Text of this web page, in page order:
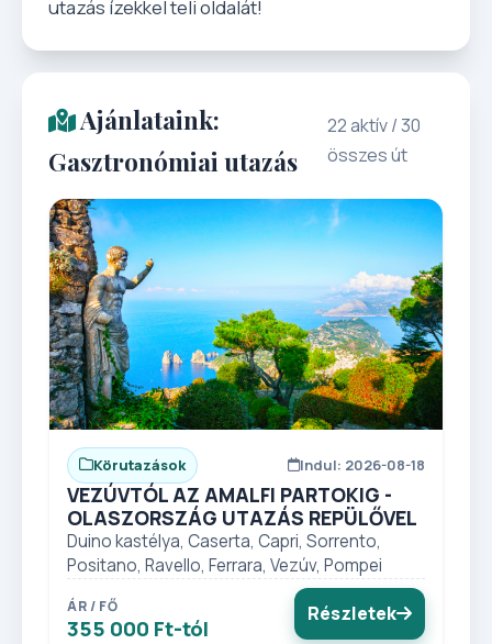
utazás ízekkel teli oldalát!
Ajánlataink:
Gasztronómiai utazás
22 aktív / 30
összes út
Körutazások Indul: 2026-08-18
VEZÚVTÓL AZ AMALFI PARTOKIG -
OLASZORSZÁG UTAZÁS REPÜLŐVEL
Duino kastélya, Caserta, Capri, Sorrento,
Positano, Ravello, Ferrara, Vezúv, Pompei
ÁR / FŐ
355 000 Ft-tól
Részletek